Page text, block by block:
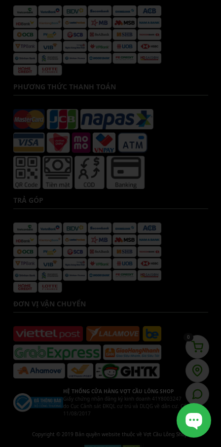
PHƯƠNG THỨC THANH TOÁN
TRẢ GÓP
ĐƠN VỊ VẬN CHUYỂN
HỆ THỐNG CỬA HÀNG VỢT CẦU LÔNG SHOP
Giấy chứng nhận đăng ký kinh doanh 41Y8003247
do Cục Cảnh sát ĐKQL cư trú và DLQG về dân cư. Cấp ngày
11/08/2017
Copyright © 2019 Bản quyền website thuộc về Vợt Cầu Lông Shop.
0